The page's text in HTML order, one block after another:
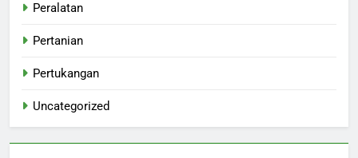
Peralatan
Pertanian
Pertukangan
Uncategorized